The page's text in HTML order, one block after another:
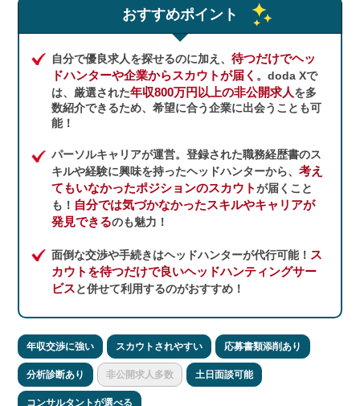
おすすめポイント
自分で優良求人を探せるのに加え、待つだけでヘッ
ドハンターや企業からスカウトが届く 。doda Xで
は、厳選された年収800万円以上の非公開求人を多
数紹介できるため、希望に合う企業に出会うことも可
能！
パーソルキャリアが運営。登録された職務経歴書のス
キルや経験に興味を持ったヘッドハンターから、考え
てもいなかったポジションのスカウトが届くこと
も！ 自分では気づかなかったスキルやキャリアが
発見できるのも魅力！
面倒な交渉や手続きはヘッドハンターが代行可能！ ス
カウトを待つだけで良いヘッドハンティングサー
ビスと併せて利用するのがおすすめ！
年収交渉に強い スカウトされやすい 応募書類添削あり
分析診断あり 非公開求人多数 土日面談可能
コンサルタントが選べる